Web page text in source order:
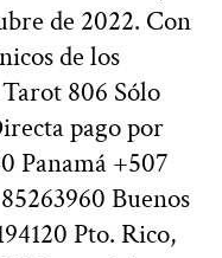
de 2022. Con
de los
806 Sólo
pago por
Panamá +507
Buenos
Pto. Rico,